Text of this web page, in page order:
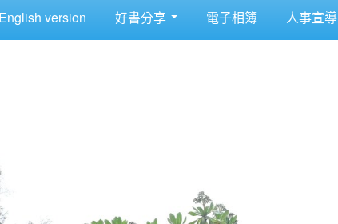
English version 好書分享 電子相簿 人事宣導